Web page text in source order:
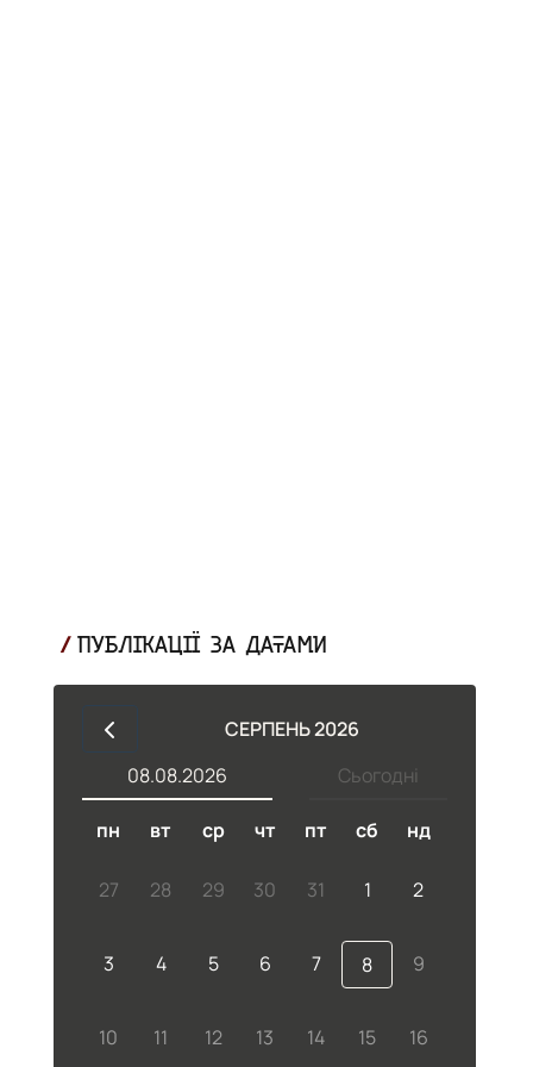
ПУБЛІКАЦІЇ ЗА ДАТАМИ
СЕРПЕНЬ 2026
Сьогодні
08.08.2026
пн вт ср чт пт сб нд
27 28 29 30 31 1 2
3 4 5 6 7 8 9
10 11 12 13 14 15 16